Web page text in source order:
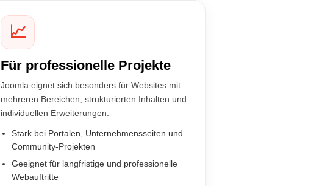
📈
Für professionelle Projekte
Joomla eignet sich besonders für Websites mit
mehreren Bereichen, strukturierten Inhalten und
individuellen Erweiterungen.
Stark bei Portalen, Unternehmensseiten und
Community-Projekten
Geeignet für langfristige und professionelle
Webauftritte